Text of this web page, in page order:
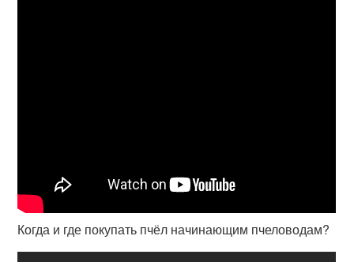
Когда и где покупать пчёл начинающим пчеловодам?